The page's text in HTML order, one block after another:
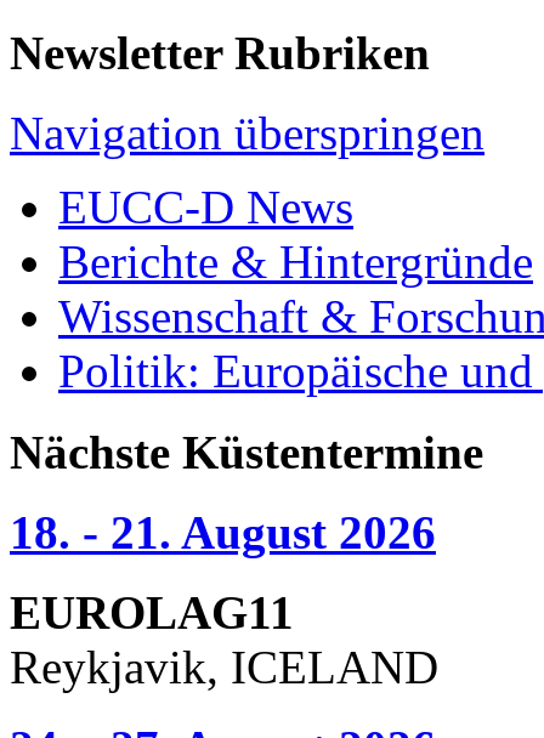
Newsletter Rubriken
Navigation überspringen
EUCC-D News
Berichte & Hintergründe
Wissenschaft &
Politik: Europäische
Nächste Küstentermine
18. - 21. August 2026
EUROLAG11
Reykjavik, ICELAND